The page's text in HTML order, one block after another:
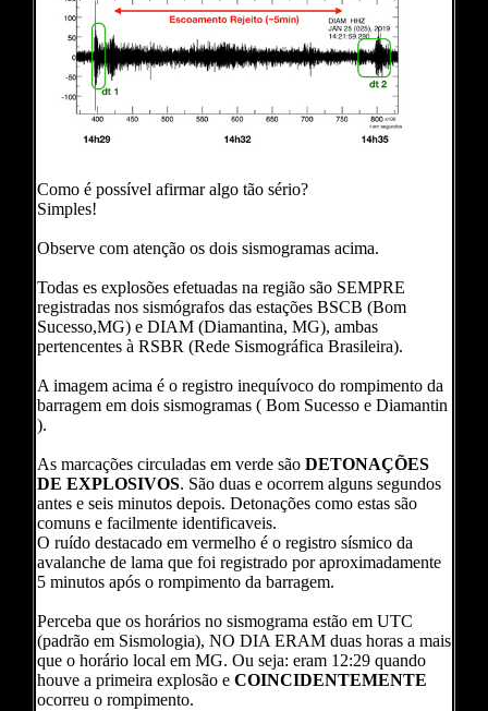
Como é possível afirmar algo tão sério?
Simples!
Observe com atenção os dois sismogramas acima.
Todas es explosões efetuadas na região são SEMPRE
registradas nos sismógrafos das estações BSCB (Bom
Sucesso,MG) e DIAM (Diamantina, MG), ambas
pertencentes à RSBR (Rede Sismográfica Brasileira).
A imagem acima é o registro inequívoco do rompimento da
barragem em dois sismogramas ( Bom Sucesso e Diamantin
).
As marcações circuladas em verde são DETONAÇÕES
DE EXPLOSIVOS. São duas e ocorrem alguns segundos
antes e seis minutos depois. Detonações como estas são
comuns e facilmente identificaveis.
O ruído destacado em vermelho é o registro sísmico da
avalanche de lama que foi registrado por aproximadamente
5 minutos após o rompimento da barragem.
Perceba que os horários no sismograma estão em UTC
(padrão em Sismologia), NO DIA ERAM duas horas a mais
que o horário local em MG. Ou seja: eram 12:29 quando
houve a primeira explosão e COINCIDENTEMENTE
ocorreu o rompimento.